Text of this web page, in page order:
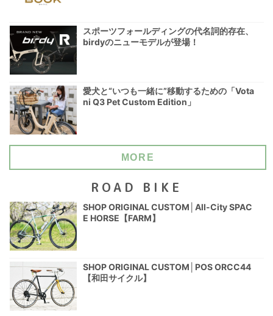
スポーツフォールディングの代名詞的存在、
birdyのニューモデルが登場！
愛犬と“いつも一緒に”移動するための「Vota
ni Q3 Pet Custom Edition」
MORE
ROAD BIKE
SHOP ORIGINAL CUSTOM│All-City SPAC
E HORSE【FARM】
SHOP ORIGINAL CUSTOM│POS ORCC44
【和田サイクル】